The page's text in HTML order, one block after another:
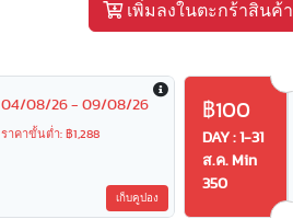
เพิ่มลงในตะกร้าสินค้า
04/08/26 - 09/08/26
ราคาขั้นต่ำ: ฿1,288
เก็บคูปอง
฿100
DAY : 1-31
ส.ค. Min
350